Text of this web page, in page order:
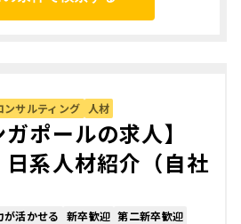
ンサルティング 人材
ガポールの求人】
日系人材紹介（自社
が活かせる 新卒歓迎 第二新卒歓迎